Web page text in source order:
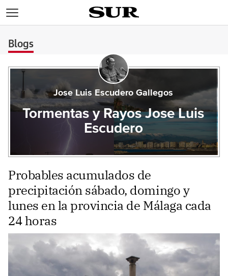
Blogs
Jose Luis Escudero Gallegos
Tormentas y Rayos Jose Luis
Escudero
Probables acumulados de
precipitación sábado, domingo y
lunes en la provincia de Málaga cada
24 horas